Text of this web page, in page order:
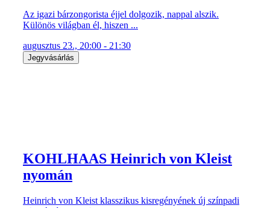
Az igazi bárzongorista éjjel dolgozik, nappal alszik.
Különös világban él, hiszen ...
augusztus 23., 20:00 - 21:30
Jegyvásárlás
KOHLHAAS Heinrich von Kleist
nyomán
Heinrich von Kleist klasszikus kisregényének új színpadi